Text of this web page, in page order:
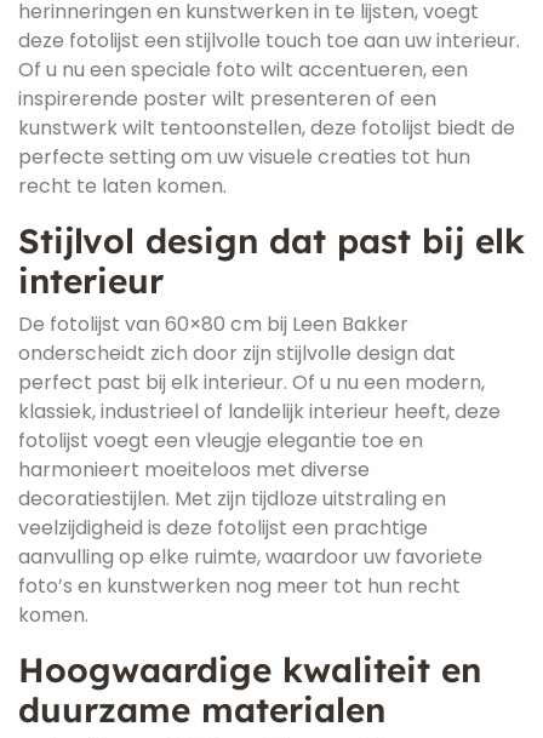
herinneringen en kunstwerken in te lijsten, voegt
deze fotolijst een stijlvolle touch toe aan uw interieur.
Of u nu een speciale foto wilt accentueren, een
inspirerende poster wilt presenteren of een
kunstwerk wilt tentoonstellen, deze fotolijst biedt de
perfecte setting om uw visuele creaties tot hun
recht te laten komen.
Stijlvol design dat past bij elk
interieur
De fotolijst van 60×80 cm bij Leen Bakker
onderscheidt zich door zijn stijlvolle design dat
perfect past bij elk interieur. Of u nu een modern,
klassiek, industrieel of landelijk interieur heeft, deze
fotolijst voegt een vleugje elegantie toe en
harmonieert moeiteloos met diverse
decoratiestijlen. Met zijn tijdloze uitstraling en
veelzijdigheid is deze fotolijst een prachtige
aanvulling op elke ruimte, waardoor uw favoriete
foto’s en kunstwerken nog meer tot hun recht
komen.
Hoogwaardige kwaliteit en
duurzame materialen